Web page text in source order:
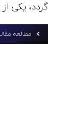
گردد، یکی از
مطالعه